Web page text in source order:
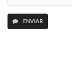
ENVIAR